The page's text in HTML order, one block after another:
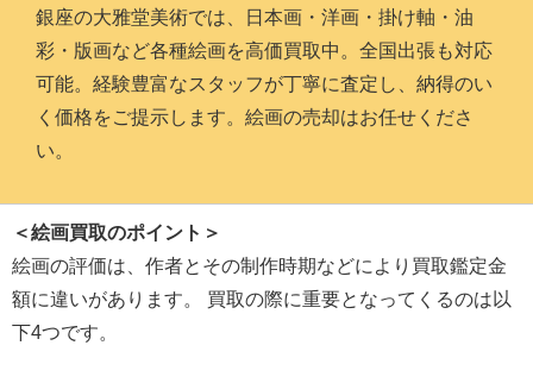
銀座の大雅堂美術では、日本画・洋画・掛け軸・油
彩・版画など各種絵画を高価買取中。全国出張も対応
可能。経験豊富なスタッフが丁寧に査定し、納得のい
く価格をご提示します。絵画の売却はお任せくださ
い。
＜絵画買取のポイント＞
絵画の評価は、作者とその制作時期などにより買取鑑定金
額に違いがあります。 買取の際に重要となってくるのは以
下4つです。